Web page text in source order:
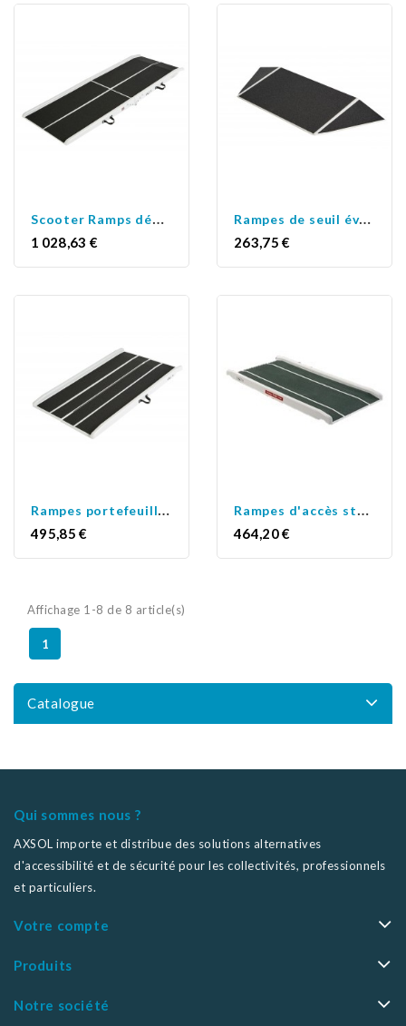
S
cooter Ramps démontables
Prix
1 028,63 €
R
ampes de seuil évasées
Prix
263,75 €
R
ampes portefeuilles
Prix
495,85 €
R
ampes d'accès standard
Prix
464,20 €
Affichage 1-8 de 8 article(s)
1
Catalogue
Qui sommes nous ?
AXSOL importe et distribue des solutions alternatives
d'accessibilité et de sécurité pour les collectivités, professionnels
et particuliers.
Votre compte
Produits
Notre société